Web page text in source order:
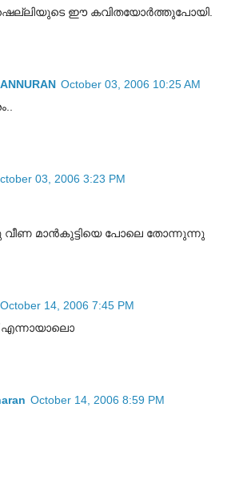
ഈ കവിതയോര്‍ത്തുപോയി.
October 03, 2006 10:25 AM
03, 2006 3:23 PM
മാൻകുട്ടിയെ പോലെ തോന്നുന്നു
October 14, 2006 7:45 PM
October 14, 2006 8:59 PM